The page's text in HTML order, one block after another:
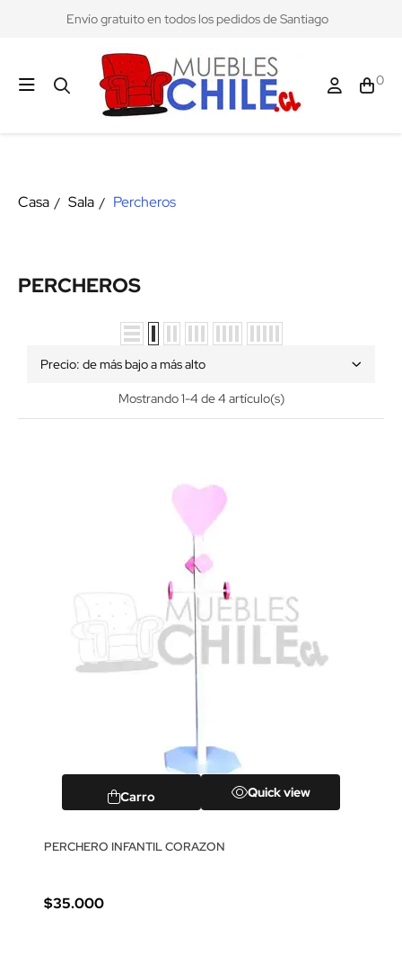
Envío gratuito en todos los pedidos de Santiago
0
Casa Sala Percheros
PERCHEROS
Precio: de más bajo a más alto
Mostrando 1-4 de 4 artículo(s)
Carro Quick view
PERCHERO INFANTIL CORAZON
$35.000